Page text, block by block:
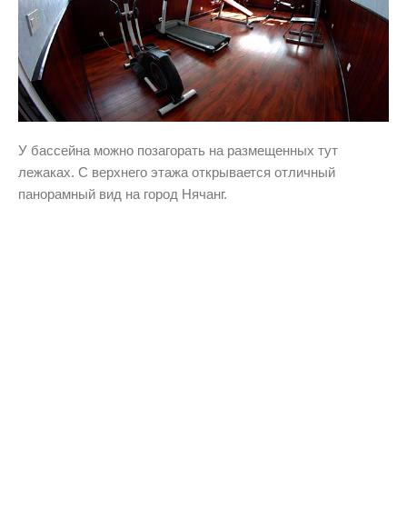
У бассейна можно позагорать на размещенных тут
лежаках. С верхнего этажа открывается отличный
панорамный вид на город Нячанг.